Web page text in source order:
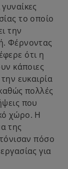
το οποίο
την
Φέρνοντας
ότι η
κάποιες
ευκαιρία
πολλές
που
χώρο. Η
της
πόσο
για